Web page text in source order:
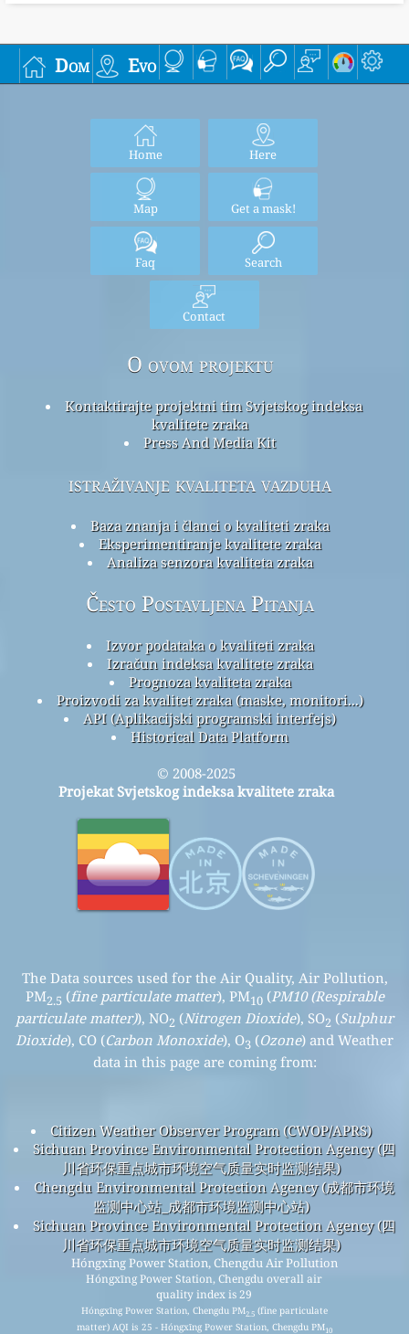
Dom Evo
Home Here
Map Get a mask!
Faq Search
Contact
O ovom projektu
Kontaktirajte projektni tim Svjetskog indeksa
kvalitete zraka
Press And Media Kit
istraživanje kvaliteta vazduha
Baza znanja i članci o kvaliteti zraka
Eksperimentiranje kvalitete zraka
Analiza senzora kvaliteta zraka
Često Postavljena Pitanja
Izvor podataka o kvaliteti zraka
Izračun indeksa kvalitete zraka
Prognoza kvaliteta zraka
Proizvodi za kvalitet zraka (maske, monitori...)
API (Aplikacijski programski interfejs)
Historical Data Platform
© 2008-2025
Projekat Svjetskog indeksa kvalitete zraka
The Data sources used for the Air Quality, Air Pollution,
PM2.5 (fine particulate matter), PM10(PM10 (Respirable
particulate matter)), NO2 (Nitrogen Dioxide), SO2 (Sulphur
Dioxide), CO (Carbon Monoxide), O3 (Ozone) and Weather
data in this page are coming from:
Citizen Weather Observer Program (CWOP/APRS)
Sichuan Province Environmental Protection Agency (四
川省环保重点城市环境空气质量实时监测结果)
Chengdu Environmental Protection Agency (成都市环境
监测中心站_成都市环境监测中心站)
Sichuan Province Environmental Protection Agency (四
川省环保重点城市环境空气质量实时监测结果)
Hóngxīng Power Station, Chengdu Air Pollution
Hóngxīng Power Station, Chengdu overall air
quality index is 29
Hóngxīng Power Station, Chengdu PM2.5(fine particulate
matter) AQI is 25 - Hóngxīng Power Station, Chengdu PM10